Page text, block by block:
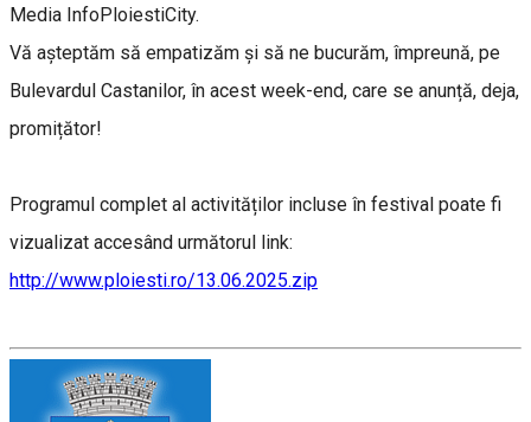
Media InfoPloiestiCity.
Vă așteptăm să empatizăm și să ne bucurăm, împreună, pe
Bulevardul Castanilor, în acest week-end, care se anunță, deja,
promițător!
Programul complet al activităților incluse în festival poate fi
vizualizat accesând următorul link:
http://www.ploiesti.ro/13.06.2025.zip